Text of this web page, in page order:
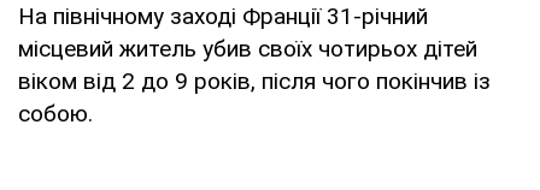
На північному заході Франції 31-річний
місцевий житель убив своїх чотирьох дітей
віком від 2 до 9 років, після чого покінчив із
собою.